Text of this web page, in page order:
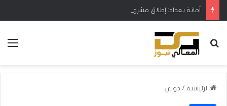
بحث عن
الرئيسية / دولي